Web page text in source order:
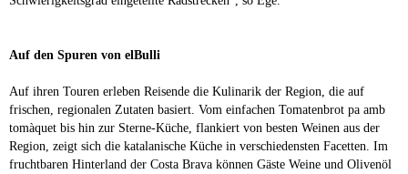
Auf den Spuren von elBulli
Auf ihren Touren erleben Reisende die Kulinarik der Region, die auf
frischen, regionalen Zutaten basiert. Vom einfachen Tomatenbrot pa amb
tomàquet bis hin zur Sterne-Küche, flankiert von besten Weinen aus der
Region, zeigt sich die katalanische Küche in verschiedensten Facetten. Im
fruchtbaren Hinterland der Costa Brava können Gäste Weine und Olivenöl